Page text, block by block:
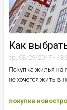
Как
ср, 03/29/2017 -
Покупка жилья на
не хочется жить в
покупка